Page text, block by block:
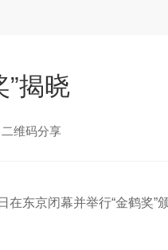
”揭晓
二维码分享
东京闭幕并举行“金鹤奖”